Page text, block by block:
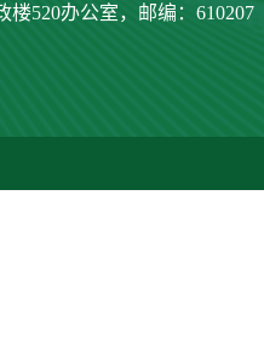
520办公室， 邮编：610207